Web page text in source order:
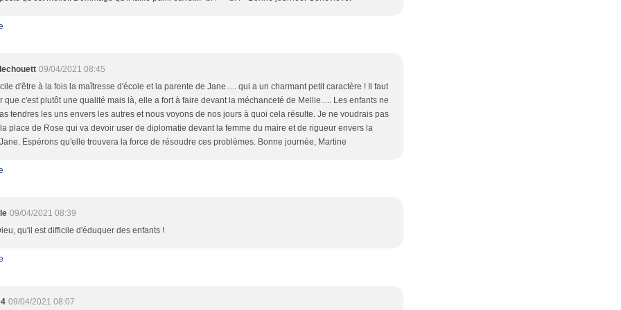
09/04/2021 08:45
d'être à la fois la maîtresse d'école et la parente de Jane..... qui a un charmant petit caractère ! Il faut
que c'est plutôt une qualité mais là, elle a fort à faire devant la méchanceté de Mellie..... Les enfants ne
tendres les uns envers les autres et nous voyons de nos jours à quoi cela résulte. Je ne voudrais pas
place de Rose qui va devoir user de diplomatie devant la femme du maire et de rigueur envers la
Espérons qu'elle trouvera la force de résoudre ces problèmes. Bonne journée, Martine
09/04/2021 08:39
qu'il est difficile d'éduquer des enfants !
09/04/2021 08:07